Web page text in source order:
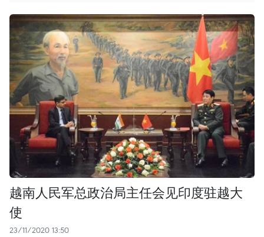
越南人民军总政治局主任会见印度驻越大
使
23/11/2020 13:50